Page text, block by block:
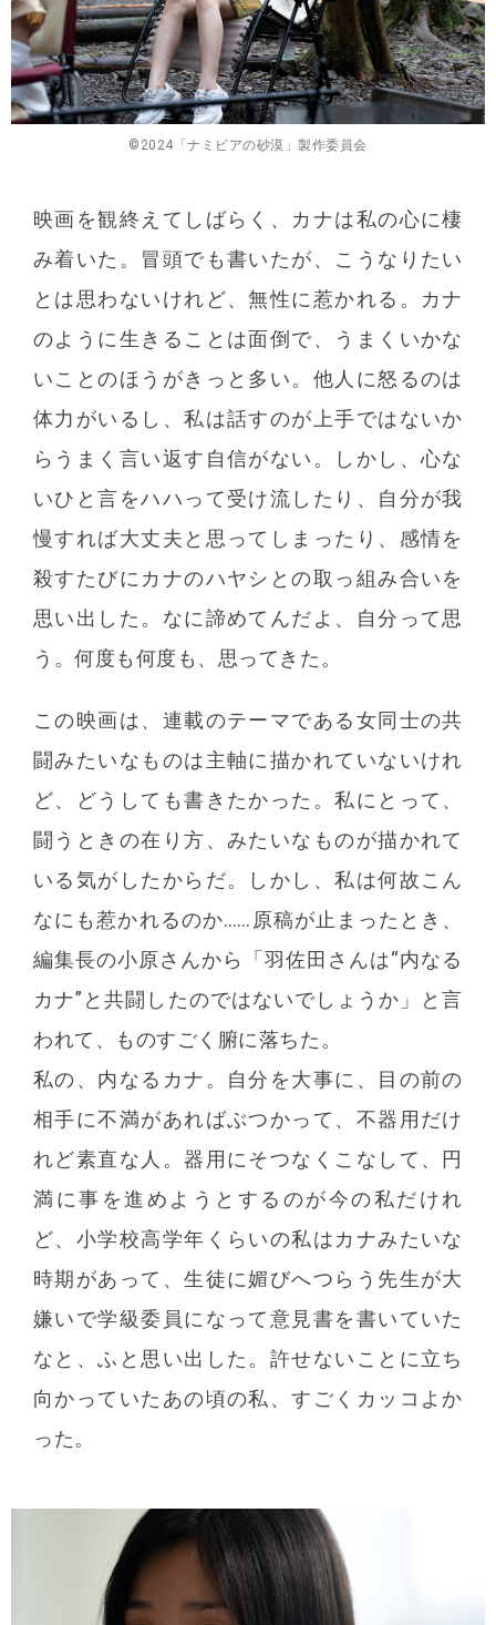
©︎2024「ナミビアの砂漠」製作委員会
映画を観終えてしばらく、カナは私の心に棲
み着いた。冒頭でも書いたが、こうなりたい
とは思わないけれど、無性に惹かれる。カナ
のように生きることは面倒で、うまくいかな
いことのほうがきっと多い。他人に怒るのは
体力がいるし、私は話すのが上手ではないか
らうまく言い返す自信がない。しかし、心な
いひと言をハハって受け流したり、自分が我
慢すれば大丈夫と思ってしまったり、感情を
殺すたびにカナのハヤシとの取っ組み合いを
思い出した。なに諦めてんだよ、自分って思
う。何度も何度も、思ってきた。
この映画は、連載のテーマである女同士の共
闘みたいなものは主軸に描かれていないけれ
ど、どうしても書きたかった。私にとって、
闘うときの在り方、みたいなものが描かれて
いる気がしたからだ。しかし、私は何故こん
なにも惹かれるのか……原稿が止まったとき、
編集長の小原さんから「羽佐田さんは“内なる
カナ”と共闘したのではないでしょうか」と言
われて、ものすごく腑に落ちた。
私の、内なるカナ。自分を大事に、目の前の
相手に不満があればぶつかって、不器用だけ
れど素直な人。器用にそつなくこなして、円
満に事を進めようとするのが今の私だけれ
ど、小学校高学年くらいの私はカナみたいな
時期があって、生徒に媚びへつらう先生が大
嫌いで学級委員になって意見書を書いていた
なと、ふと思い出した。許せないことに立ち
向かっていたあの頃の私、すごくカッコよか
った。